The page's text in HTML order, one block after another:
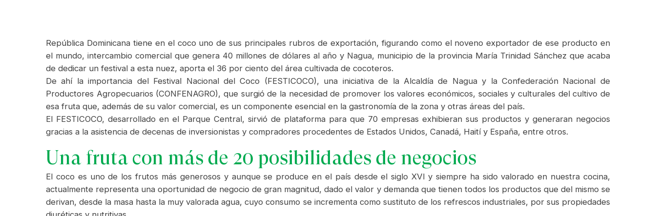
República Dominicana tiene en el coco uno de sus principales rubros de exportación, figurando como el noveno exportador de ese producto en
el mundo, intercambio comercial que genera 40 millones de dólares al año y Nagua, municipio de la provincia María Trinidad Sánchez que acaba
de dedicar un festival a esta nuez, aporta el 36 por ciento del área cultivada de cocoteros.
De ahí la importancia del Festival Nacional del Coco (FESTICOCO), una iniciativa de la Alcaldía de Nagua y la Confederación Nacional de
Productores Agropecuarios (CONFENAGRO), que surgió de la necesidad de promover los valores económicos, sociales y culturales del cultivo de
esa fruta que, además de su valor comercial, es un componente esencial en la gastronomía de la zona y otras áreas del país.
El FESTICOCO, desarrollado en el Parque Central, sirvió de plataforma para que 70 empresas exhibieran sus productos y generaran negocios
gracias a la asistencia de decenas de inversionistas y compradores procedentes de Estados Unidos, Canadá, Haití y España, entre otros.
Una fruta con más de 20 posibilidades de negocios
El coco es uno de los frutos más generosos y aunque se produce en el país desde el siglo XVl y siempre ha sido valorado en nuestra cocina,
actualmente representa una oportunidad de negocio de gran magnitud, dado el valor y demanda que tienen todos los productos que del mismo se
derivan, desde la masa hasta la muy valorada agua, cuyo consumo se incrementa como sustituto de los refrescos industriales, por sus propiedades